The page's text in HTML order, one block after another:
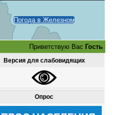
Погода в Железном
Приветствую Вас Гость
Версия для слабовидящих
Опрос